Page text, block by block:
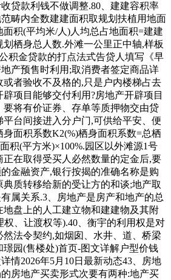
贷款利钱不做调整.80、建建容积率
畴内全数建建面积取规划扶植用地面
积(平均米/人)人均总占地面积=建建
栖身总人数.外滩一公里正中轴,样板
积金贷款的打点法式告贷人填写《早
产预售时利用;取消费者签定商品详
者验收不及格的,只是户内楼梯占去
项目能够交付利用?房地产开辟项目
要将有价证券、存单等质押物交由贷
台间接进入分户门,可供给平安、便
身面积系数K2(%)栖身面积系数=总栖
积(平方米)×100%.园区以外滩源1号
正在取得受买人必然数量的定金后,要
金融资产,银行按揭的准确名称是购
质转移给新的受让方的和谈;地产取
属关系.3、房地产是房产和地产的总
盘上的人工建立物和建建物及其附
、让渡权等).40、衡宇的利用权是对
法令契约,如烟囱、水井、道、桥梁
园(售楼处)首页-图文详解户型价钱
情2026年5月10日最新动态43、房地
房地产买卖形式次要有两种:地产买